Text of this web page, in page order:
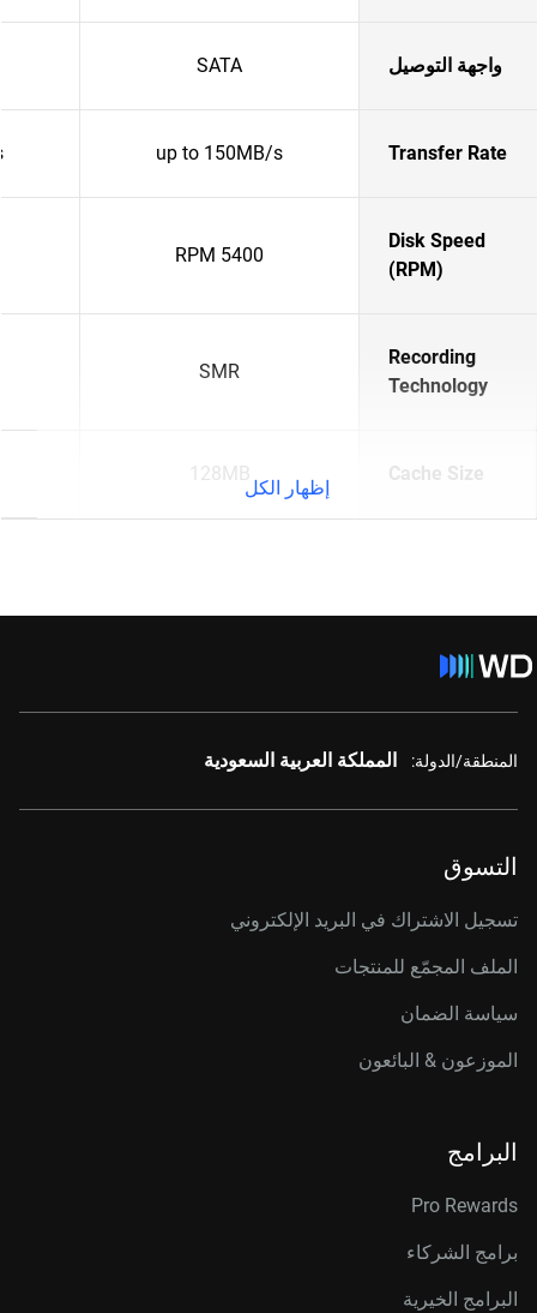
واجهة التوصيل SATA
Transfer Rate
up to 150MB/s
Disk Speed
(RPM)
5400 RPM
Recording
Technology
SMR
Cache Size
128MB
إظهار الكل
المنطقة/الدولة: المملكة العربية السعودية
التسوق
تسجيل الاشتراك في البريد الإلكتروني
الملف المجمّع للمنتجات
سياسة الضمان
الموزعون & البائعون
البرامج
Pro Rewards
برامج الشركاء
البرامج الخيرية